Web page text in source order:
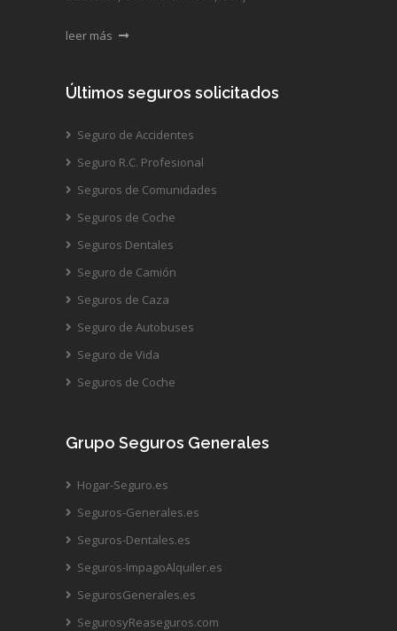
leer más
Últimos seguros solicitados
Seguro de Accidentes
Seguro R.C. Profesional
Seguros de Comunidades
Seguros de Coche
Seguros Dentales
Seguro de Camión
Seguros de Caza
Seguro de Autobuses
Seguro de Vida
Seguros de Coche
Grupo Seguros Generales
Hogar-Seguro.es
Seguros-Generales.es
Seguros-Dentales.es
Seguros-ImpagoAlquiler.es
SegurosGenerales.es
SegurosyReaseguros.com